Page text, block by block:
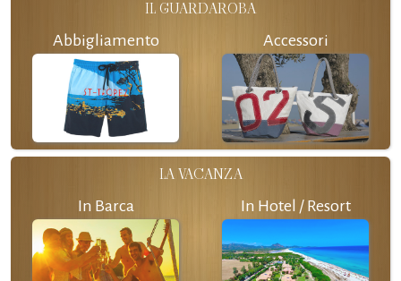
IL GUARDAROBA
Abbigliamento Accessori
LA VACANZA
In Barca In Hotel / Resort